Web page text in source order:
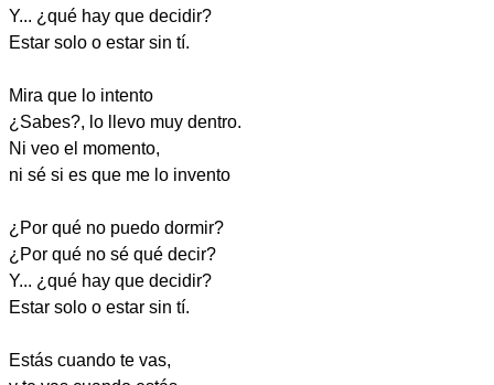
Y... ¿qué hay que decidir?
Estar solo o estar sin tí.
Mira que lo intento
¿Sabes?, lo llevo muy dentro.
Ni veo el momento,
ni sé si es que me lo invento
¿Por qué no puedo dormir?
¿Por qué no sé qué decir?
Y... ¿qué hay que decidir?
Estar solo o estar sin tí.
Estás cuando te vas,